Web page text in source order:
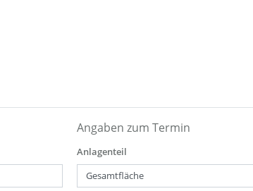
Angaben zum Termin
Anlagenteil